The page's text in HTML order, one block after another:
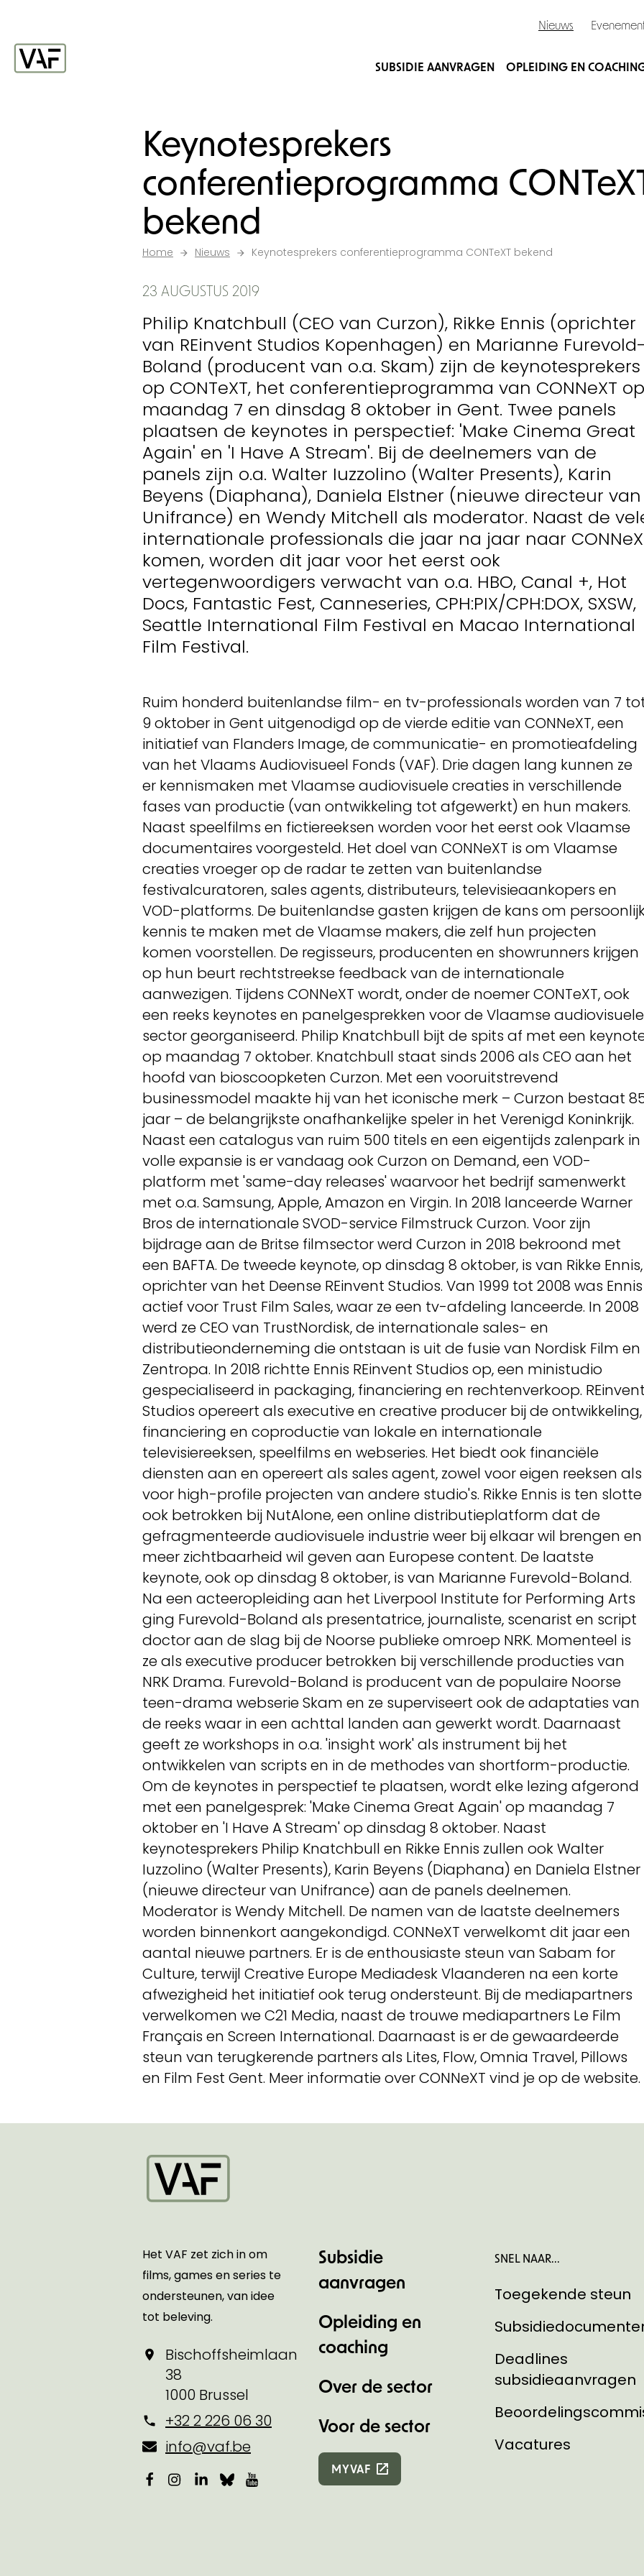
Nieuws
SUBSIDIE AANVRAGEN OPLEIDING EN
Keynotesprekers
conferentieprogramma
bekend
Home Nieuws Keynotesprekers conferentieprogramma CONTeXT bekend
23 AUGUSTUS 2019
Philip Knatchbull (CEO van Curzon), Rikke Ennis (oprichter
van REinvent Studios Kopenhagen) en Marianne
Boland (producent van o.a. Skam) zijn de keynotesprekers
op CONTeXT, het conferentieprogramma van CONNeXT op
maandag 7 en dinsdag 8 oktober in Gent. Twee panels
plaatsen de keynotes in perspectief: 'Make Cinema Great
Again' en 'I Have A Stream'. Bij de deelnemers van de
panels zijn o.a. Walter Iuzzolino (Walter Presents), Karin
Beyens (Diaphana), Daniela Elstner (nieuwe directeur van
Unifrance) en Wendy Mitchell als moderator. Naast de
internationale professionals die jaar na jaar naar
komen, worden dit jaar voor het eerst ook
vertegenwoordigers verwacht van o.a. HBO, Canal +, Hot
Docs, Fantastic Fest, Canneseries, CPH:PIX/CPH:DOX, SXSW,
Seattle International Film Festival en Macao International
Film Festival.
Ruim honderd buitenlandse film- en tv-professionals worden van 7
9 oktober in Gent uitgenodigd op de vierde editie van CONNeXT, een
initiatief van Flanders Image, de communicatie- en promotieafdeling
van het Vlaams Audiovisueel Fonds (VAF). Drie dagen lang kunnen ze
er kennismaken met Vlaamse audiovisuele creaties in verschillende
fases van productie (van ontwikkeling tot afgewerkt) en hun makers.
Naast speelfilms en fictiereeksen worden voor het eerst ook Vlaamse
documentaires voorgesteld. Het doel van CONNeXT is om Vlaamse
creaties vroeger op de radar te zetten van buitenlandse
festivalcuratoren, sales agents, distributeurs, televisieaankopers en
VOD-platforms. De buitenlandse gasten krijgen de kans om
kennis te maken met de Vlaamse makers, die zelf hun projecten
komen voorstellen. De regisseurs, producenten en showrunners krijgen
op hun beurt rechtstreekse feedback van de internationale
aanwezigen. Tijdens CONNeXT wordt, onder de noemer CONTeXT, ook
een reeks keynotes en panelgesprekken voor de Vlaamse audiovisuele
sector georganiseerd. Philip Knatchbull bijt de spits af met een
op maandag 7 oktober. Knatchbull staat sinds 2006 als CEO aan het
hoofd van bioscoopketen Curzon. Met een vooruitstrevend
businessmodel maakte hij van het iconische merk – Curzon bestaat
jaar – de belangrijkste onafhankelijke speler in het Verenigd Koninkrijk.
Naast een catalogus van ruim 500 titels en een eigentijds zalenpark in
volle expansie is er vandaag ook Curzon on Demand, een VOD-
platform met 'same-day releases' waarvoor het bedrijf samenwerkt
met o.a. Samsung, Apple, Amazon en Virgin. In 2018 lanceerde Warner
Bros de internationale SVOD-service Filmstruck Curzon. Voor zijn
bijdrage aan de Britse filmsector werd Curzon in 2018 bekroond met
een BAFTA. De tweede keynote, op dinsdag 8 oktober, is van Rikke Ennis,
oprichter van het Deense REinvent Studios. Van 1999 tot 2008 was Ennis
actief voor Trust Film Sales, waar ze een tv-afdeling lanceerde. In 2008
werd ze CEO van TrustNordisk, de internationale sales- en
distributieonderneming die ontstaan is uit de fusie van Nordisk Film en
Zentropa. In 2018 richtte Ennis REinvent Studios op, een ministudio
gespecialiseerd in packaging, financiering en rechtenverkoop.
Studios opereert als executive en creative producer bij de ontwikkeling,
financiering en coproductie van lokale en internationale
televisiereeksen, speelfilms en webseries. Het biedt ook financiële
diensten aan en opereert als sales agent, zowel voor eigen reeksen als
voor high-profile projecten van andere studio's. Rikke Ennis is ten slotte
ook betrokken bij NutAlone, een online distributieplatform dat de
gefragmenteerde audiovisuele industrie weer bij elkaar wil brengen en
meer zichtbaarheid wil geven aan Europese content. De laatste
keynote, ook op dinsdag 8 oktober, is van Marianne Furevold-Boland.
Na een acteeropleiding aan het Liverpool Institute for Performing Arts
ging Furevold-Boland als presentatrice, journaliste, scenarist en script
doctor aan de slag bij de Noorse publieke omroep NRK. Momenteel is
ze als executive producer betrokken bij verschillende producties van
NRK Drama. Furevold-Boland is producent van de populaire Noorse
teen-drama webserie Skam en ze superviseert ook de adaptaties van
de reeks waar in een achttal landen aan gewerkt wordt. Daarnaast
geeft ze workshops in o.a. 'insight work' als instrument bij het
ontwikkelen van scripts en in de methodes van shortform-productie.
Om de keynotes in perspectief te plaatsen, wordt elke lezing afgerond
met een panelgesprek: 'Make Cinema Great Again' op maandag 7
oktober en 'I Have A Stream' op dinsdag 8 oktober. Naast
keynotesprekers Philip Knatchbull en Rikke Ennis zullen ook Walter
Iuzzolino (Walter Presents), Karin Beyens (Diaphana) en Daniela Elstner
(nieuwe directeur van Unifrance) aan de panels deelnemen.
Moderator is Wendy Mitchell. De namen van de laatste deelnemers
worden binnenkort aangekondigd. CONNeXT verwelkomt dit jaar een
aantal nieuwe partners. Er is de enthousiaste steun van Sabam for
Culture, terwijl Creative Europe Mediadesk Vlaanderen na een korte
afwezigheid het initiatief ook terug ondersteunt. Bij de mediapartners
verwelkomen we C21 Media, naast de trouwe mediapartners Le Film
Français en Screen International. Daarnaast is er de gewaardeerde
steun van terugkerende partners als Lites, Flow, Omnia Travel, Pillows
en Film Fest Gent. Meer informatie over CONNeXT vind je op de website.
Het VAF zet zich in om
films, games en series te
ondersteunen, van idee
tot beleving.
Bischoffsheimlaan
38
1000 Brussel
+32 2 226 06 30
info@vaf.be
Facebook
Instagram
LinkedIn
BlueskyYouTube
Subsidie
aanvragen
Opleiding en
coaching
Over de sector
Voor de sector
MYVAF
SNEL NAAR...
Toegekende steun
Deadlines
subsidieaanvragen
Vacatures